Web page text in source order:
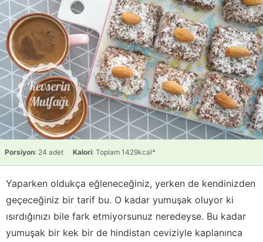
Porsiyon: 24 adet Kalori: Toplam 1429kcal*
Yaparken oldukça eğleneceğiniz, yerken de kendinizden
geçeceğiniz bir tarif bu. O kadar yumuşak oluyor ki
ısırdığınızı bile fark etmiyorsunuz neredeyse. Bu kadar
yumuşak bir kek bir de hindistan ceviziyle kaplanınca